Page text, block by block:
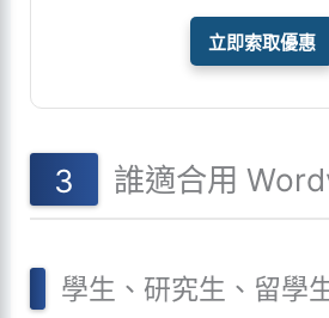
立即索取優惠
誰適合用
學生、研究生、留學